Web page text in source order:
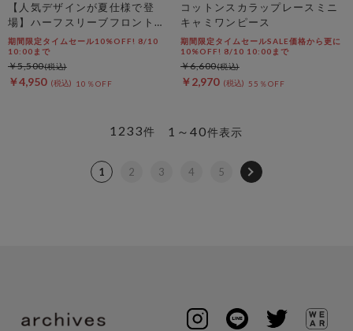
【人気デザインが夏仕様で登
場】ハーフスリーブフロントタ
ックカットＴＯＰＳ
期間限定タイムセール10%OFF! 8/10
10:00まで
￥4,950 10％OFF
￥5,500
コットンスカラップレースミニ
キャミワンピース
期間限定タイムセールSALE価格から更に
10%OFF! 8/10 10:00まで
￥2,970 55％OFF
￥6,600
1～40件表示
1233件
1 2 3 4 5